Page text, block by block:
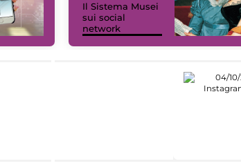
Il Sistema Musei
sui social
network